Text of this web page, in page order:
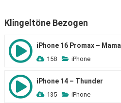
Klingeltöne Bezogen
iPhone 16 Promax – Mama
158 iPhone
iPhone 14 – Thunder
135 iPhone